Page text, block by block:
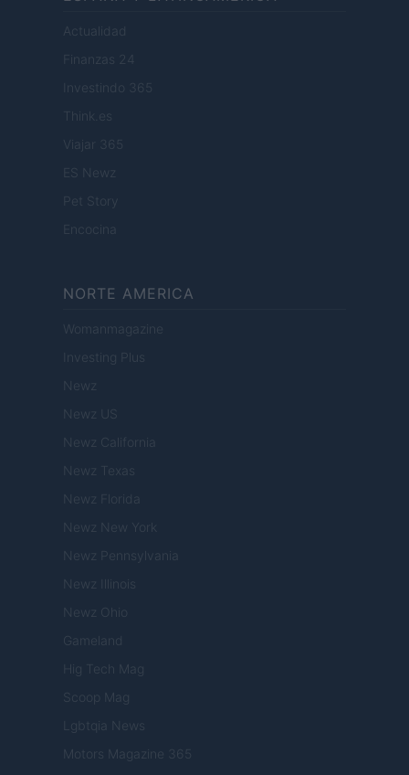
Actualidad
Finanzas 24
Investindo 365
Think.es
Viajar 365
ES Newz
Pet Story
Encocina
NORTE AMERICA
Womanmagazine
Investing Plus
Newz
Newz US
Newz California
Newz Texas
Newz Florida
Newz New York
Newz Pennsylvania
Newz Illinois
Newz Ohio
Gameland
Hig Tech Mag
Scoop Mag
Lgbtqia News
Motors Magazine 365